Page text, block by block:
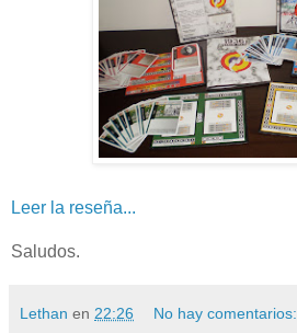
Leer la reseña...
Saludos.
Lethan en 22:26 No hay comentarios: